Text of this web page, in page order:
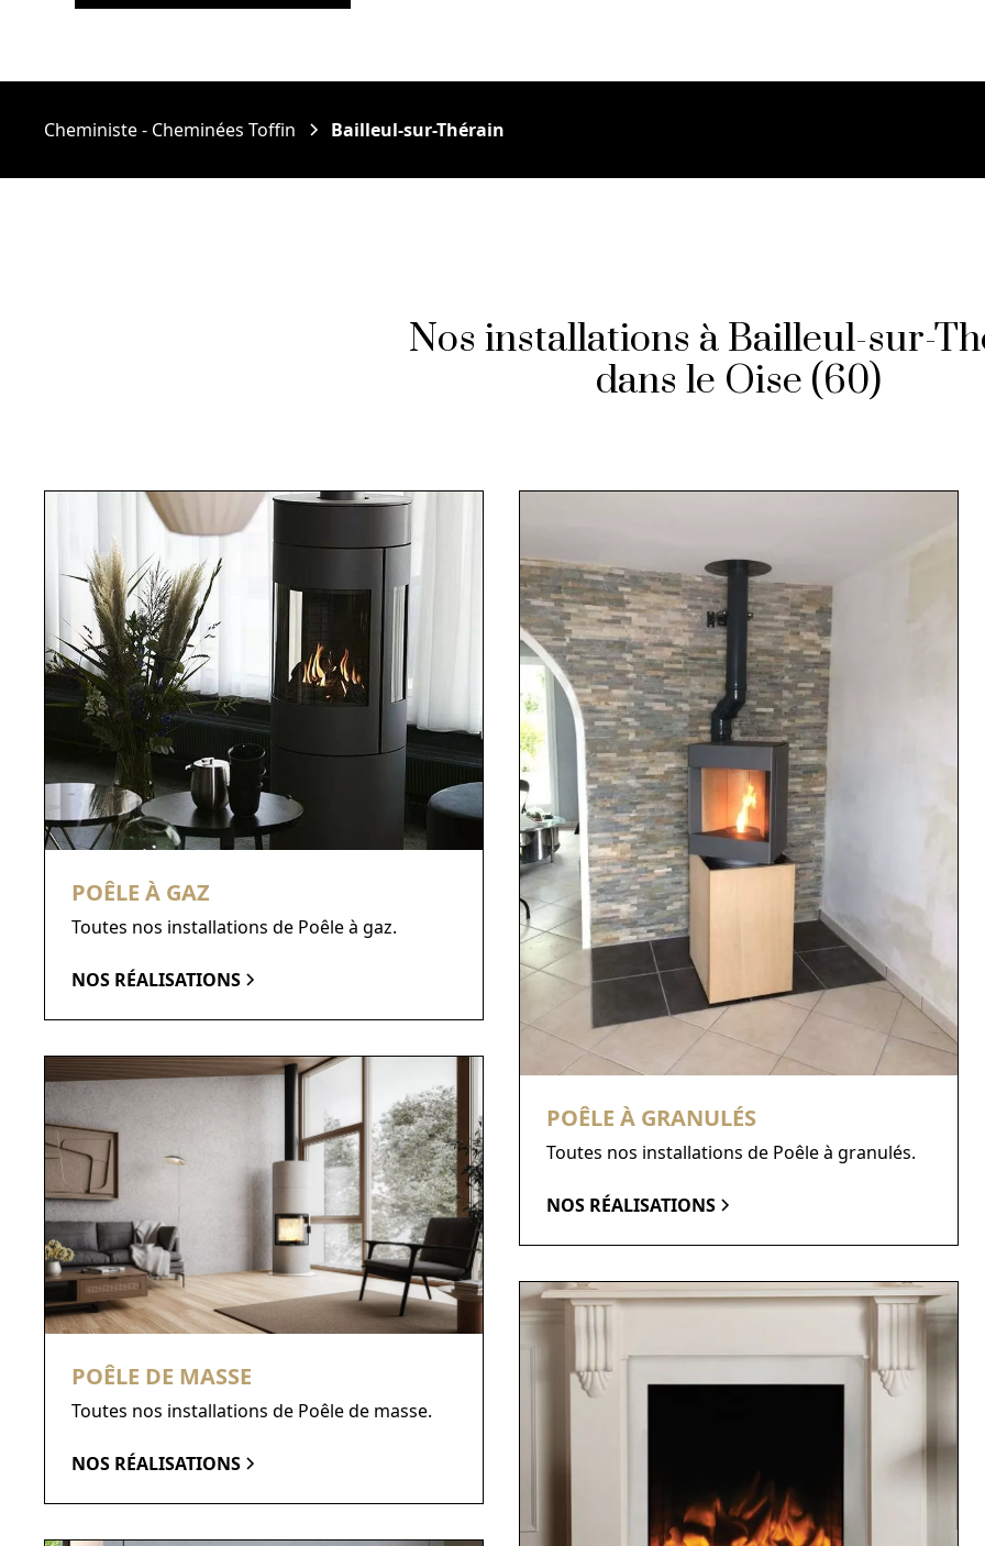
Cheministe - Cheminées Toffin Bailleul-sur-Thérain
Nos installations à Bailleul-sur-
dans le Oise (60)
POÊLE À GAZ
Toutes nos installations de Poêle à gaz.
NOS RÉALISATIONS
POÊLE DE MASSE
Toutes nos installations de Poêle de masse.
NOS RÉALISATIONS
POÊLE À GRANULÉS
Toutes nos installations de Poêle à granulés.
NOS RÉALISATIONS